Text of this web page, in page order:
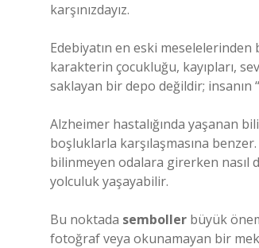
karşınızdayız.
Edebiyatın en eski
karakterin çocukluğu, kayıpları,
saklayan bir depo değildir; insanın
Alzheimer hastalığında yaşanan
boşluklarla karşılaşmasına
bilinmeyen odalara girerken nasıl
yolculuk yaşayabilir.
Bu noktada semboller büyük
fotoğraf veya okunamayan bir